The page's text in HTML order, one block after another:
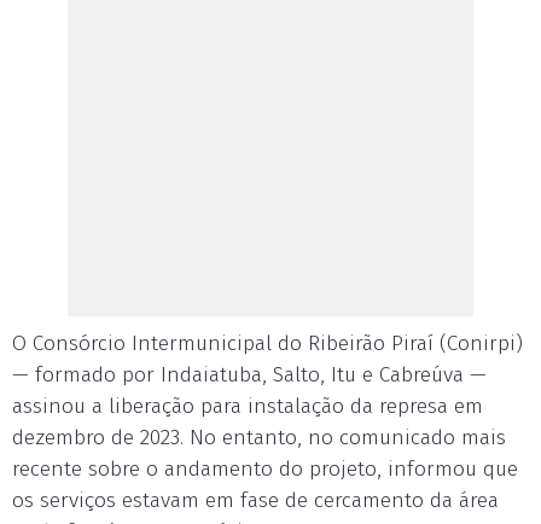
O Consórcio Intermunicipal do Ribeirão Piraí (Conirpi)
— formado por Indaiatuba, Salto, Itu e Cabreúva —
assinou a liberação para instalação da represa em
dezembro de 2023. No entanto, no comunicado mais
recente sobre o andamento do projeto, informou que
os serviços estavam em fase de cercamento da área